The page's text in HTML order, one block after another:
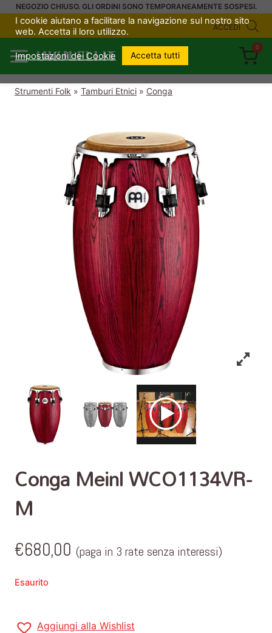
SaltaNEGOZIO CHIUSO. GLI ORDINI SONO TEMPORANEAMENTE SOSPESI.
ACCEDI
UKULELI.IT
0
Strumenti Folk » Tamburi Etnici » Conga
Conga Meinl WCO1134VR-
M
€680,00 (paga in 3 rate senza interessi)
Esaurito
Aggiungi alla Wishlist
I cookie aiutano a facilitare la navigazione sul nostro sito
web. Accetta il loro utilizzo.
Impostazioni dei Cookie Accetta tutti